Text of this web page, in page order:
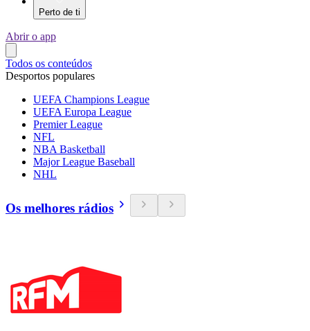
Perto de ti
Abrir o app
Todos os conteúdos
Desportos populares
UEFA Champions League
UEFA Europa League
Premier League
NFL
NBA Basketball
Major League Baseball
NHL
Os melhores rádios